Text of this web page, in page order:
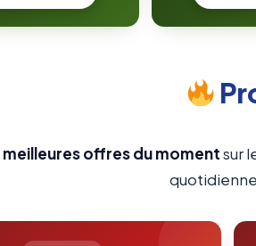
meilleures offres du momentsur